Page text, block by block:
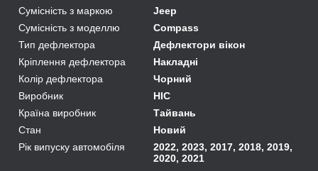
Сумісність з маркою
Jeep
Сумісність з моделлю
Compass
Тип дефлектора
Дефлектори вікон
Кріплення дефлектора
Накладні
Колір дефлектора
Чорний
Виробник
HIC
Країна виробник
Тайвань
Стан
Новий
Рік випуску автомобіля
2022, 2023, 2017, 2018, 2019,
2020, 2021